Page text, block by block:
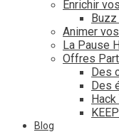
Enrichir
Animer
La Pause
Offres
Des
Des
Blog